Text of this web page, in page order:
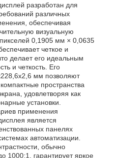
разработан для
различных
обеспечивая
визуальную
0,1905 мм × 0,0635
четкое и
делает его идеальным
и четкость. Его
мм позволяют
пространства
удовлетворяя как
установки.
применения
является
панелях
автоматизации.
обычно
1000:1, гарантирует яркое